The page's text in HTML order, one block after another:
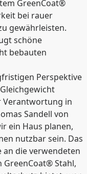
GreenCoat®
bei rauer
gewährleisten.
schöne
bebauten
Perspektive
Verantwortung in
Sandell von
ein Haus planen,
nutzbar sein. Das
die verwendeten
GreenCoat® Stahl,